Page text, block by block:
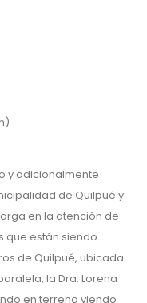
y adicionalmente
de Quilpué y
en la atención de
que están siendo
de Quilpué, ubicada
la Dra. Lorena
en terreno viendo